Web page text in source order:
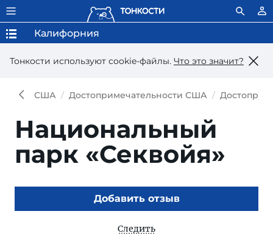
Тонкости используют сookie-файлы. Что это значит?
Калифорния
США Достопримечательности США
Национальный
парк «Секвойя»
Добавить отзыв
Следить